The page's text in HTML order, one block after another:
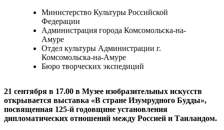
Министерство Культуры Российской
Федерации
Администрация города Комсомольска-на-
Амуре
Отдел культуры Администрации г.
Комсомольска-на-Амуре
Бюро творческих экспедиций
21 сентября в 17.00 в Музее изобразительных искусств
открывается выставка «В стране Изумрудного Будды»,
посвященная 125-й годовщине установления
дипломатических отношений между Россией и Таиландом.